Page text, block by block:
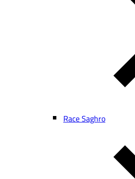
Race Saghro